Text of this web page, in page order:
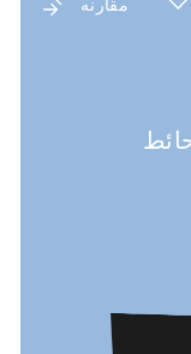
مقارنه